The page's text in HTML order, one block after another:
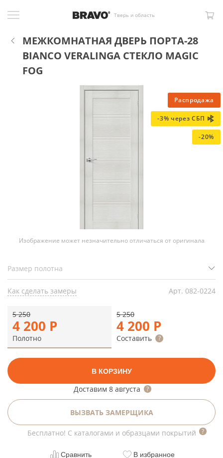
Тверь и область
МЕЖКОМНАТНАЯ ДВЕРЬ ПОРТА-28
BIANCO VERALINGA СТЕКЛО MAGIC
FOG
Распродажа
-3% через СБП
-20%
Изображение может незначительно отличаться от оригинала
Как сделать замеры Арт. 082-0224
4 200 Р
5 250
Полотно
4 200 Р
5 250
Составить
В КОРЗИНУ
Доставим 8 августа
ВЫЗВАТЬ ЗАМЕРЩИКА
Бесплатно! С каталогами и образцами покрытий
Сравнить В избранное